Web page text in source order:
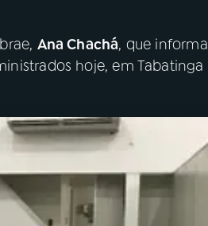
Ana Chachá, que informa
hoje, em Tabatinga